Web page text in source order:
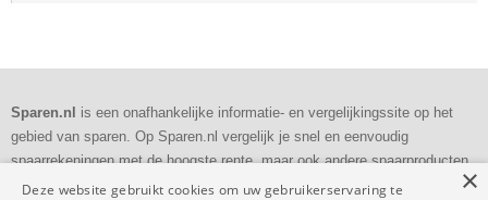
Sparen.nl
is een onafhankelijke informatie- en vergelijkingssite op het
gebied van sparen. Op Sparen.nl vergelijk je snel en eenvoudig
spaarrekeningen met de hoogste rente, maar ook andere spaarproducten
als deposito's en bankspaarrekeningen.
×
Deze website gebruikt cookies om uw gebruikerservaring te